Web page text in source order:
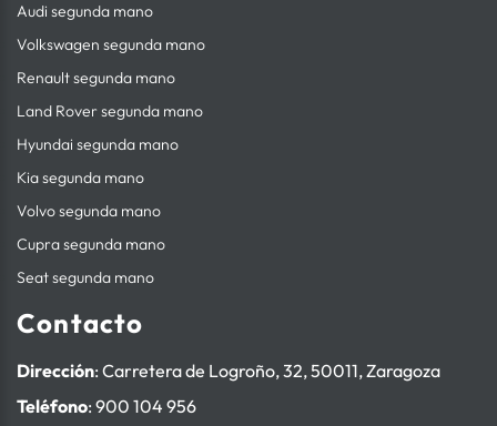
Audi segunda mano
Volkswagen segunda mano
Renault segunda mano
Land Rover segunda mano
Hyundai segunda mano
Kia segunda mano
Volvo segunda mano
Cupra segunda mano
Seat segunda mano
Contacto
Dirección: Carretera de Logroño, 32, 50011, Zaragoza
Teléfono: 900 104 956